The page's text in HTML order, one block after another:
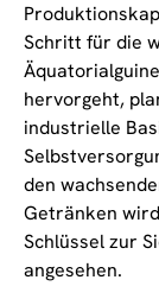
Schritt für die
hervorgeht,
industrielle
den
Getränken
Schlüssel zur
angesehen.